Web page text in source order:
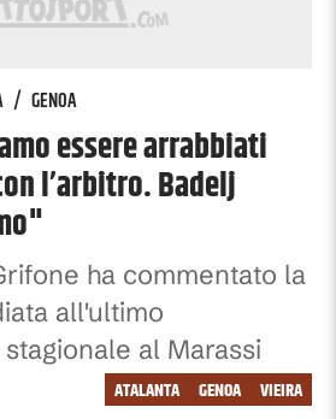
/ GENOA
essere arrabbiati
l’arbitro. Badelj
ha commentato la
all'ultimo
al Marassi
VIEIRA
GENOA
ATALANTA